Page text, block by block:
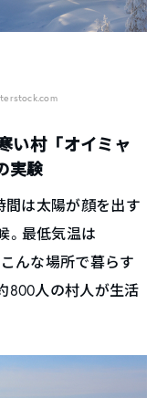
い村「オイミャ
実験
間は太陽が顔を出す
。最低気温は
んな場所で暮らす
800人の村人が生活